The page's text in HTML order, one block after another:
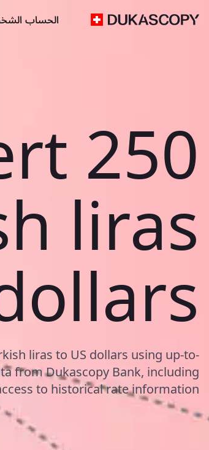
الحساب
250
liras
liras to US dollars using up-to-
from Dukascopy Bank, including
to historical rate information.